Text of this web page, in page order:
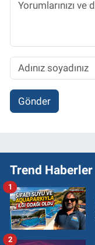
Gönder
Trend Haberler
1
2